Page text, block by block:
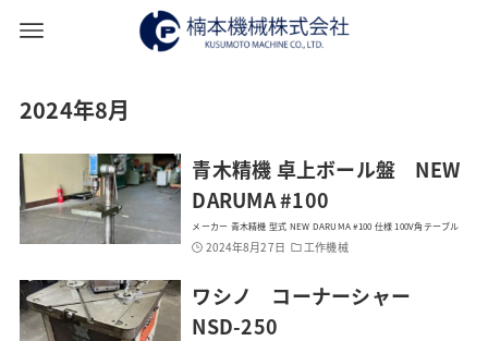
2024年8月
青木精機 卓上ボール盤 NEW
DARUMA #100
メーカー 青木精機 型式 NEW DARUMA #100 仕様 100V角テーブル
2024年8月27日 工作機械
ワシノ コーナーシャー
NSD-250